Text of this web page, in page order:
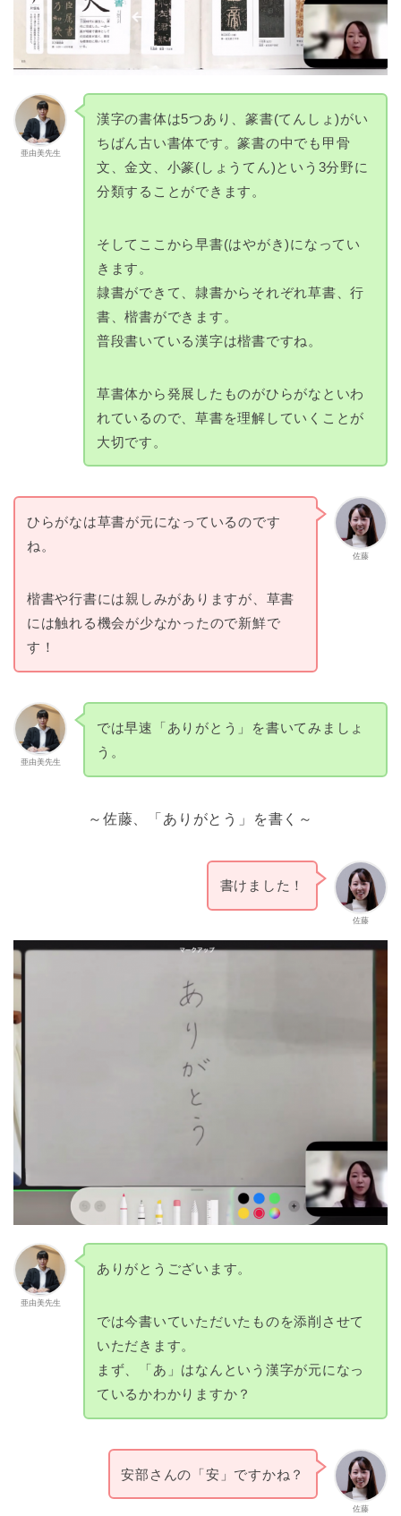
亜由美先生
漢字の書体は5つあり、篆書(てんしょ)がい
ちばん古い書体です。篆書の中でも甲骨
文、金文、小篆(しょうてん)という3分野に
分類することができます。
そしてここから早書(はやがき)になってい
きます。
隷書ができて、隷書からそれぞれ草書、行
書、楷書ができます。
普段書いている漢字は楷書ですね。
草書体から発展したものがひらがなといわ
れているので、草書を理解していくことが
大切です。
佐藤
ひらがなは草書が元になっているのです
ね。
楷書や行書には親しみがありますが、草書
には触れる機会が少なかったので新鮮で
す！
亜由美先生
では早速「ありがとう」を書いてみましょ
う。
～佐藤、「ありがとう」を書く～
佐藤
書けました！
亜由美先生
ありがとうございます。
では今書いていただいたものを添削させて
いただきます。
まず、「あ」はなんという漢字が元になっ
ているかわかりますか？
佐藤
安部さんの「安」ですかね？